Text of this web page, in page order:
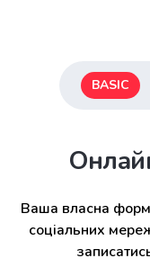
BASIC
Ваша власна
соціальних